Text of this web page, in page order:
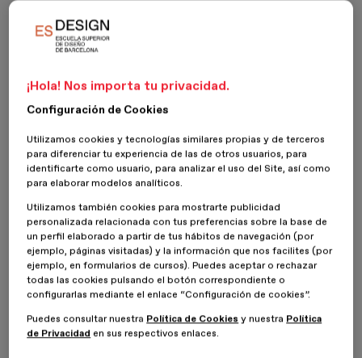
Web Multidispositivo: UX/UI
MIMENÚ: Lleva tu restaurante a otro nivel
¡Hola Carlos! ¿Qué tal? Cuéntanos brevemente quién eres...
profesión. Tengo experiencia en diseño UI / UX, diseño de
interfaces móviles, aplicaciones web, animación, diseño gráfico,
ilustración y estrategia de marca. Apasionado por el diseño
centrado en la experiencia del usuario, el diseño de interfaces y la
solución de problemas de comunicación visual. Me declaro amante
del arte, el diseño y la ilustración. Mi objetivo siempre es
potencializar los proyectos en los que interfiero o participo, tratar
siempre de llevarlos a otro nivel de la mano de la innovación, la
creatividad y la dedicación.
¿A qué te dedicas actualmente?
Actualmente trabajo como UX Specialist Designer en Anheuser-
¡Hola! Nos importa tu privacidad.
Configuración de Cookies
Utilizamos cookies y tecnologías similares propias y de terceros
para diferenciar tu experiencia de las de otros usuarios, para
identificarte como usuario, para analizar el uso del Site, así como
para elaborar modelos analíticos.
Utilizamos también cookies para mostrarte publicidad
personalizada relacionada con tus preferencias sobre la base de
un perfil elaborado a partir de tus hábitos de navegación (por
ejemplo, páginas visitadas) y la información que nos facilites (por
ejemplo, en formularios de cursos). Puedes aceptar o rechazar
todas las cookies pulsando el botón correspondiente o
configurarlas mediante el enlace “Configuración de cookies”.
Puedes consultar nuestra Política de Cookies y nuestra Política
de Privacidad en sus respectivos enlaces.